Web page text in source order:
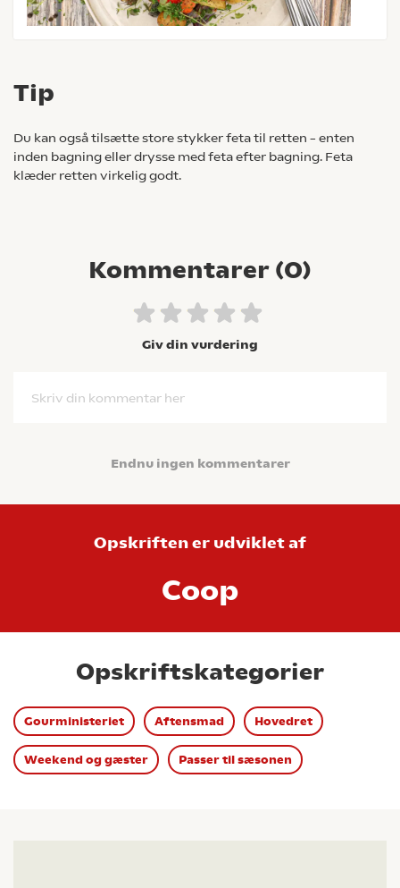
Tip
Du kan også tilsætte store stykker feta til retten – enten
inden bagning eller drysse med feta efter bagning. Feta
klæder retten virkelig godt.
Kommentarer (0)
Giv din vurdering
Skriv din kommentar her
Endnu ingen kommentarer
Opskriften er udviklet af
Coop
Opskriftskategorier
Gourministeriet Aftensmad Hovedret
Weekend og gæster Passer til sæsonen